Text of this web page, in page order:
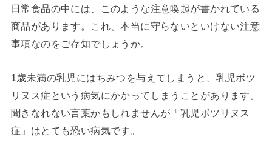
日常食品の中には、このような注意喚起が書かれている
商品があります。これ、本当に守らないといけない注意
事項なのをご存知でしょうか。
1歳未満の乳児にはちみつを与えてしまうと、乳児ボツ
リヌス症という病気にかかってしまうことがあります。
聞きなれない言葉かもしれませんが「乳児ボツリヌス
症」はとても恐い病気です。